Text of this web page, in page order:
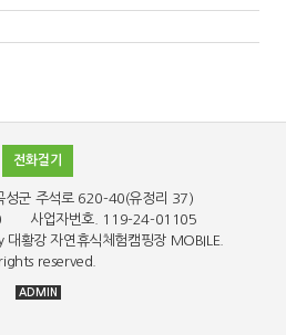
전화걸기
성군 주석로 620-40(유정리 37)
사업자번호. 119-24-01105
대황강 자연휴식체험캠핑장MOBILE.
reserved.
ADMIN